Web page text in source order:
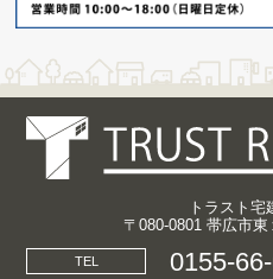
トラスト宅
〒080-0801 帯広市
TEL 0155-